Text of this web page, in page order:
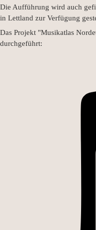
Die Aufführung wird auch
in Lettland zur Verfügung
Das Projekt "Musikatlas
durchgeführt: